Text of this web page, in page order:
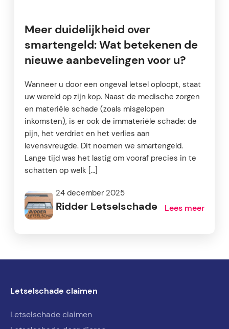
Meer duidelijkheid over
smartengeld: Wat betekenen de
nieuwe aanbevelingen voor u?
Wanneer u door een ongeval letsel oploopt, staat
uw wereld op zijn kop. Naast de medische zorgen
en materiële schade (zoals misgelopen
inkomsten), is er ook de immateriële schade: de
pijn, het verdriet en het verlies aan
levensvreugde. Dit noemen we smartengeld.
Lange tijd was het lastig om vooraf precies in te
schatten op welk […]
24 december 2025
Ridder Letselschade Lees meer
Letselschade claimen
Letselschade claimen